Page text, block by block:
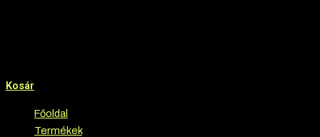
Kosár
Főoldal
Termékek